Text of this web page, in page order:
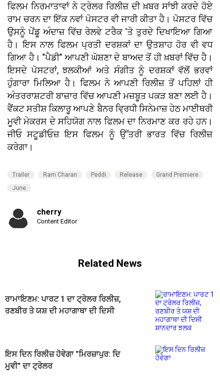
ਫਿਲਮ ਨਿਰਮਾਤਾਵਾਂ ਨੇ ਟ੍ਰੇਲਰ ਰਿਲੀਜ਼ ਦੀ ਖ਼ਬਰ ਸਾਂਝੀ ਕਰਦੇ ਹੋਏ
ਰਾਮ ਚਰਨ ਦਾ ਇੱਕ ਨਵਾਂ ਪੋਸਟਰ ਵੀ ਜਾਰੀ ਕੀਤਾ ਹੈ। ਪੋਸਟਰ ਵਿੱਚ
ਉਸਨੂੰ ਪੇਂਡੂ ਅੰਦਾਜ਼ ਵਿੱਚ ਰੇਲਵੇ ਟਰੈਕ 'ਤੇ ਤੁਰਦੇ ਦਿਖਾਇਆ ਗਿਆ
ਹੈ। ਇਸ ਨਾਲ ਫਿਲਮ ਪ੍ਰਤੀ ਦਰਸ਼ਕਾਂ ਦਾ ਉਤਸ਼ਾਹ ਹੋਰ ਵੀ ਵਧ
ਗਿਆ ਹੈ। "ਪੈਡੀ" ਆਪਣੀ ਘੋਸ਼ਣਾ ਦੇ ਬਾਅਦ ਤੋਂ ਹੀ ਖ਼ਬਰਾਂ ਵਿੱਚ ਹੈ।
ਇਸਦੇ ਪੋਸਟਰਾਂ, ਝਲਕੀਆਂ ਅਤੇ ਸੰਗੀਤ ਨੂੰ ਦਰਸ਼ਕਾਂ ਵੱਲੋਂ ਭਰਵਾਂ
ਹੁੰਗਾਰਾ ਮਿਲਿਆ ਹੈ। ਫਿਲਮ ਨੇ ਆਪਣੀ ਰਿਲੀਜ਼ ਤੋਂ ਪਹਿਲਾਂ ਹੀ
ਅੰਤਰਰਾਸ਼ਟਰੀ ਬਾਜ਼ਾਰ ਵਿੱਚ ਆਪਣੀ ਮਜ਼ਬੂਤ ​​ਪਕੜ ਬਣਾ ਲਈ ਹੈ।
ਵੈਂਕਟ ਸਤੀਸ਼ ਕਿਲਾਰੂ ਆਪਣੇ ਬੈਨਰ ਵ੍ਰਿਧੀ ਸਿਨੇਮਾਜ਼ ਹੇਠ ਮਾਈਥਰੀ
ਮੂਵੀ ਮੇਕਰਸ ਦੇ ਸਹਿਯੋਗ ਨਾਲ ਫਿਲਮ ਦਾ ਨਿਰਮਾਣ ਕਰ ਰਹੇ ਹਨ।
ਜੀਓ ਸਟੂਡੀਓਜ਼ ਇਸ ਫਿਲਮ ਨੂੰ ਉੱਤਰੀ ਭਾਰਤ ਵਿੱਚ ਰਿਲੀਜ਼
ਕਰੇਗਾ।
Trailer Ram Charan Peddi Release
Grand Premiere
June
cherry
Content Editor
Related News
ਰਾਮਾਇਣਮ: ਪਾਰਟ 1 ਦਾ ਟ੍ਰੇਲਰ ਰਿਲੀਜ਼,
ਰਣਬੀਰ ਤੇ ਯਸ਼ ਦੀ ਮਹਾਗਾਥਾ ਦੀ ਦਿਸੀ
ਇਸ ਦਿਨ ਰਿਲੀਜ਼ ਹੋਵੇਗਾ "ਮਿਰਜ਼ਾਪੁਰ: ਦਿ
ਮੂਵੀ" ਦਾ ਟ੍ਰੇਲਰ